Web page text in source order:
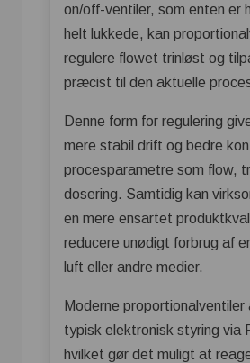
on/off-ventiler, som enten er
helt lukkede, kan
regulere flowet trinløst og
præcist til den aktuelle
Denne form for regulering
mere stabil drift og bedre
procesparametre som flow,
dosering. Samtidig kan
en mere ensartet
reducere unødigt forbrug af
luft eller andre medier.
Moderne proportionalventiler
typisk elektronisk styring via
hvilket gør det muligt at